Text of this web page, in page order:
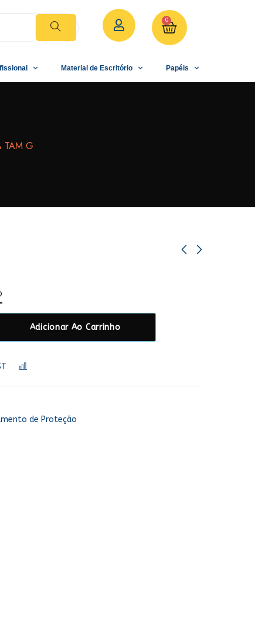
0
Material de Escritório Papéis
TAM G
Adicionar Ao Carrinho
de Proteção